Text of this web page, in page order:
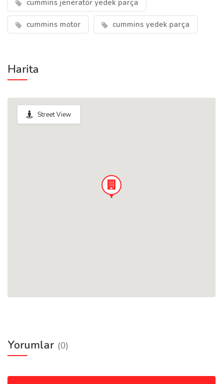
cummins jeneratör yedek parça
cummins motor cummins yedek parça
Harita
Street View
Yorumlar (0)